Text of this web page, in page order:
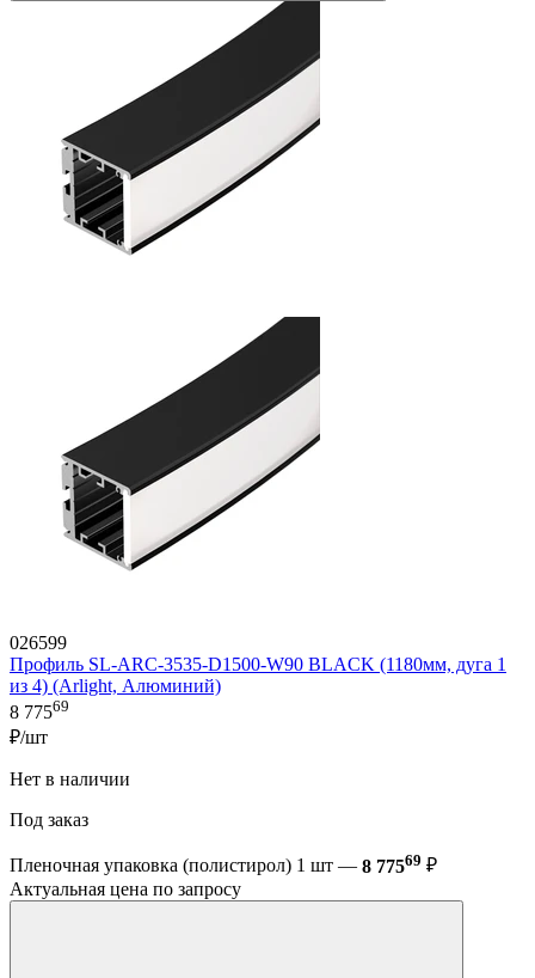
026599
Профиль SL-ARC-3535-D1500-W90 BLACK (1180мм, дуга 1
из 4) (Arlight, Алюминий)
8 77569
₽/шт
Нет в наличии
Под заказ
Пленочная упаковка (полистирол) 1 шт — 8 77569 ₽
Актуальная цена по запросу